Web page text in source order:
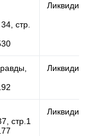
стр.
стр.1